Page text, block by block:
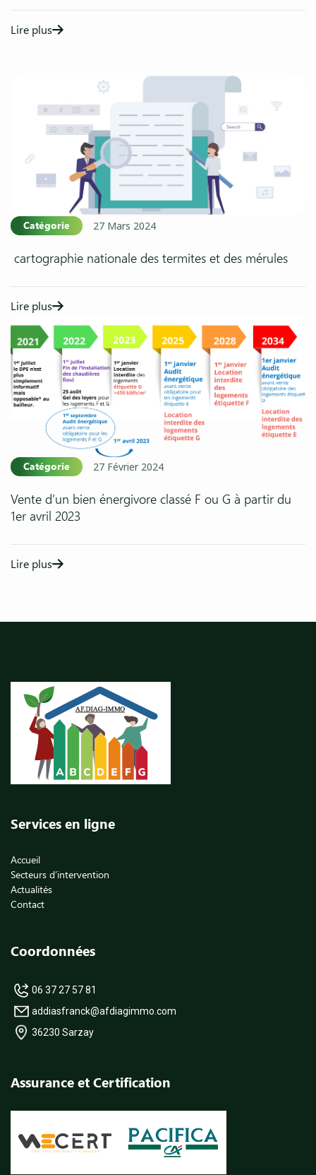
Lire plus
Catégorie 27 Mars 2024
cartographie nationale des termites et des mérules
Lire plus
Catégorie 27 Février 2024
Vente d’un bien énergivore classé F ou G à partir du
1er avril 2023
Lire plus
Services en ligne
Accueil
Secteurs d’intervention
Actualités
Contact
Coordonnées
06 37 27 57 81
addiasfranck@afdiagimmo.com
36230 Sarzay
Assurance et Certification